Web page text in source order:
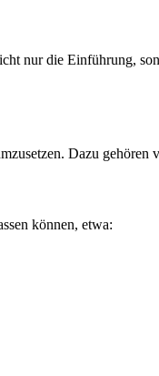
nur die Einführung,
Dazu gehören
können, etwa: